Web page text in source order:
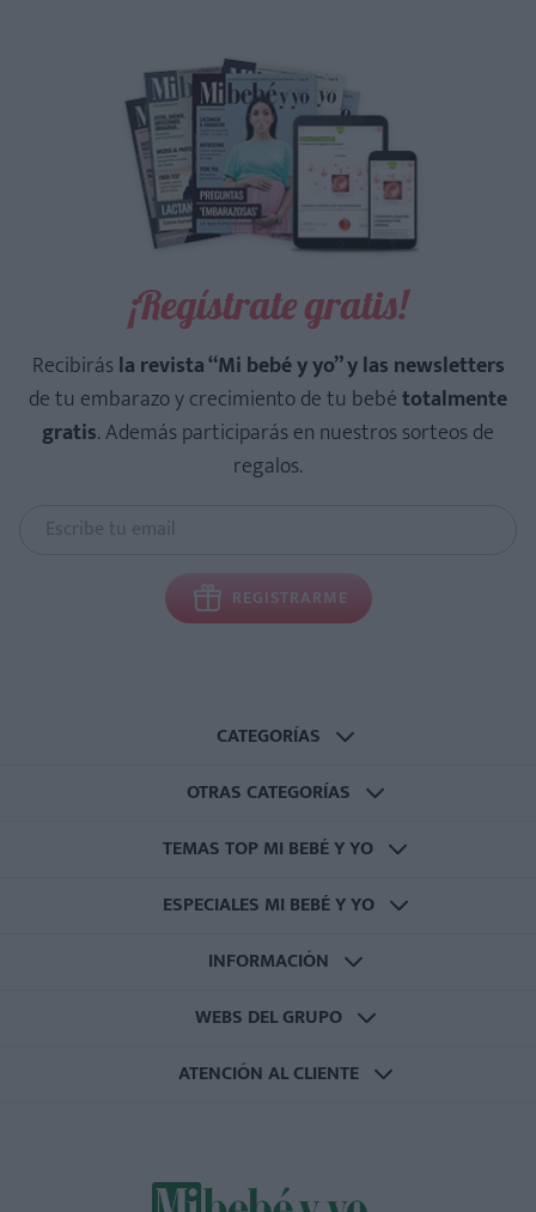
¡Regístrate gratis!
Recibirásla revista “Mi bebé y yo” y las newsletters
de tu embarazo y crecimiento de tu bebétotalmente
gratis. Además participarás en nuestros sorteos de
regalos.
REGISTRARME
CATEGORÍAS
OTRAS CATEGORÍAS
TEMAS TOP MI BEBÉ Y YO
ESPECIALES MI BEBÉ Y YO
INFORMACIÓN
WEBS DEL GRUPO
ATENCIÓN AL CLIENTE